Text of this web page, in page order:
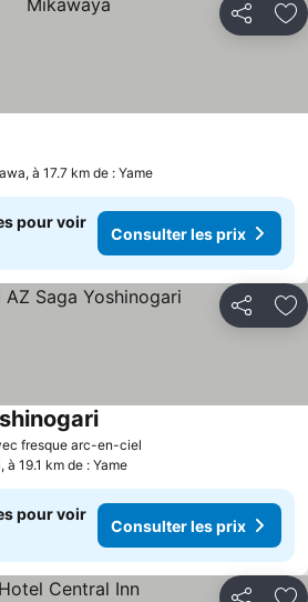
Partager
à 17.7 km de : Yame
pour voir
Consulter les prix
Partager
fresque arc-en-ciel
Consulter les prix
à 19.1 km de : Yame
pour voir
Consulter les prix